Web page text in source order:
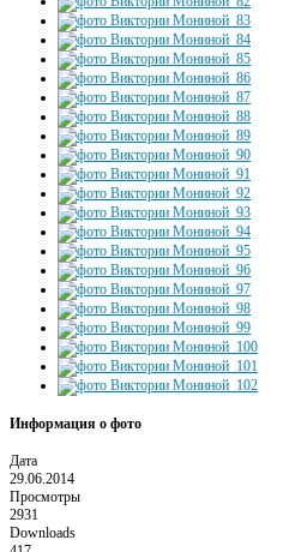
Информация о фото
Дата
29.06.2014
Просмотры
2931
Downloads